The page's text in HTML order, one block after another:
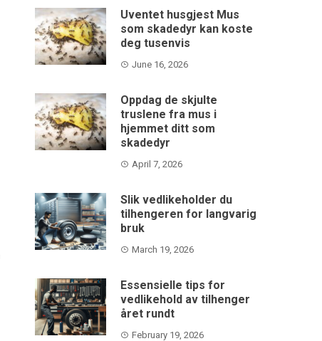
Uventet husgjest Mus
som skadedyr kan koste
deg tusenvis
June 16, 2026
Oppdag de skjulte
truslene fra mus i
hjemmet ditt som
skadedyr
April 7, 2026
Slik vedlikeholder du
tilhengeren for langvarig
bruk
March 19, 2026
Essensielle tips for
vedlikehold av tilhenger
året rundt
February 19, 2026